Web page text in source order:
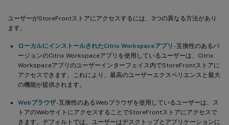
ユーザーがStoreFrontストアにアクセスするには、3つの異なる方法があり
ます。
ローカルにインストールされたCitrix Workspaceアプリ - 互換性のあるバ
ージョンのCitrix Workspaceアプリを使用しているユーザーは、Citrix
Workspaceアプリのユーザーインターフェイス内でStoreFrontストアに
アクセスできます。これにより、最高のユーザーエクスペリエンスと最大
の機能が提供されます。
Webブラウザ- 互換性のあるWebブラウザを使用しているユーザーは、ス
トアのWebサイトにアクセスすることでStoreFrontストアにアクセスで
きます。デフォルトでは、ユーザーはデスクトップとアプリケーションに